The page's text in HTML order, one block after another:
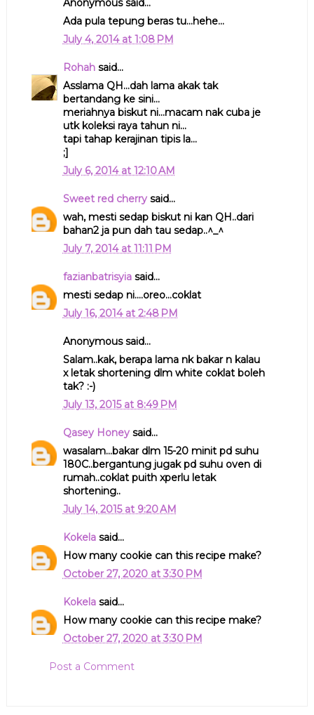
Anonymous said...
Ada pula tepung beras tu...hehe...
July 4, 2014 at 1:08 PM
Rohahsaid...
Asslama QH...dah lama akak tak
bertandang ke sini...
meriahnya biskut ni...macam nak cuba je
utk koleksi raya tahun ni...
tapi tahap kerajinan tipis la...
;]
July 6, 2014 at 12:10 AM
Sweet red cherrysaid...
wah, mesti sedap biskut ni kan QH..dari
bahan2 ja pun dah tau sedap..^_^
July 7, 2014 at 11:11 PM
fazianbatrisyiasaid...
mesti sedap ni....oreo...coklat
July 16, 2014 at 2:48 PM
Anonymous said...
Salam..kak, berapa lama nk bakar n kalau
x letak shortening dlm white coklat boleh
tak? :-)
July 13, 2015 at 8:49 PM
Qasey Honeysaid...
wasalam...bakar dlm 15-20 minit pd suhu
180C..bergantung jugak pd suhu oven di
rumah..coklat puith xperlu letak
shortening..
July 14, 2015 at 9:20 AM
Kokelasaid...
How many cookie can this recipe make?
October 27, 2020 at 3:30 PM
Kokelasaid...
How many cookie can this recipe make?
October 27, 2020 at 3:30 PM
Post a Comment